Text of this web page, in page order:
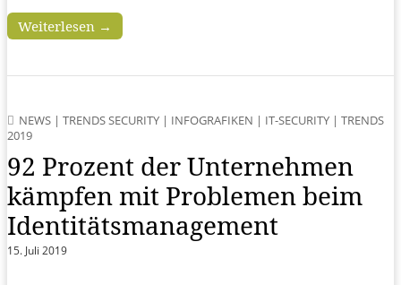
Weiterlesen →
NEWS | TRENDS SECURITY | INFOGRAFIKEN | IT-SECURITY | TRENDS
2019
92 Prozent der Unternehmen
kämpfen mit Problemen beim
Identitätsmanagement
15. Juli 2019